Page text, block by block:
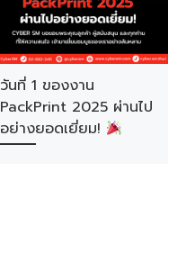
วันที่ 1 ของงาน
PackPrint 2025 ผ่านไป
อย่างยอดเยี่ยม!